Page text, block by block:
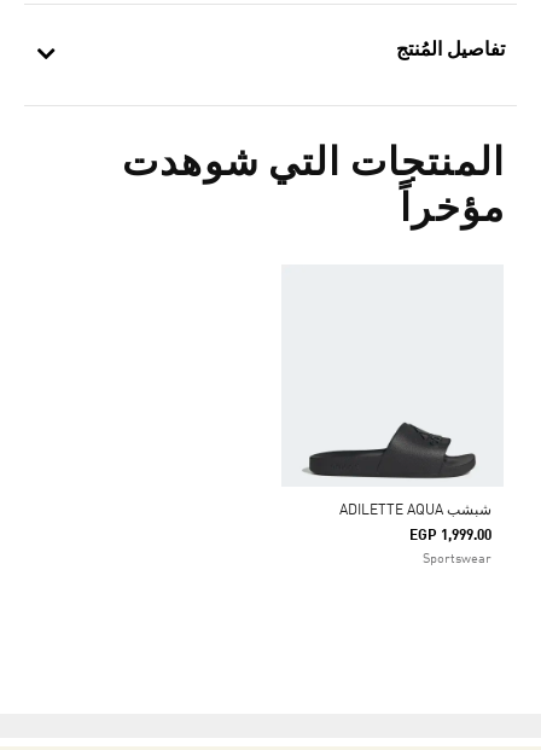
تفاصيل المُنتج
المنتجات التي شوهدت
مؤخراً
شبشب ADILETTE AQUA
EGP 1,999.00
Sportswear